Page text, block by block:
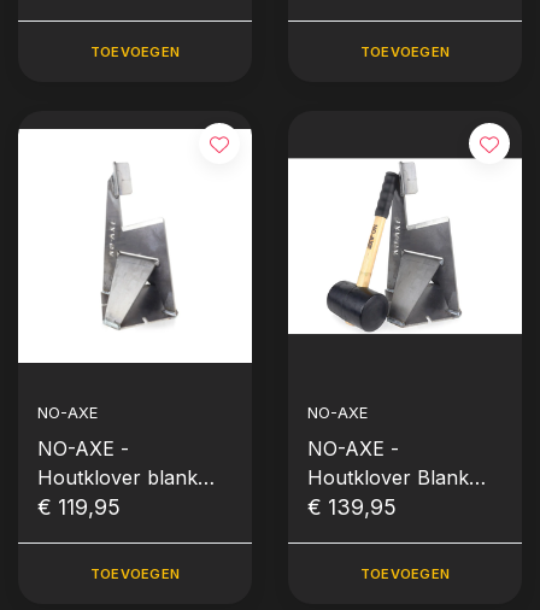
TOEVOEGEN TOEVOEGEN
NO-AXE
NO-AXE -
Houtklover blank
staal
€ 119,95
TOEVOEGEN
NO-AXE
NO-AXE -
Houtklover Blank
Staal (met Hamer)
€ 139,95
TOEVOEGEN